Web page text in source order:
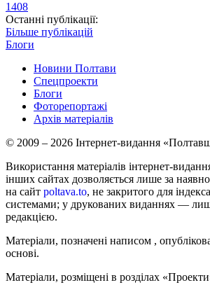
1408
Останні публікації:
Більше публікацій
Блоги
Новини Полтави
Спецпроекти
Блоги
Фоторепортажі
Архів матеріалів
© 2009 – 2026 Інтернет-видання
Використання матеріалів інтернет-
інших сайтах дозволяється лише за
на сайт poltava.to, не закритого для
системами; у друкованих виданнях —
редакцією.
Матеріали, позначені написом ,
основі.
Матеріали, розміщені в розділах